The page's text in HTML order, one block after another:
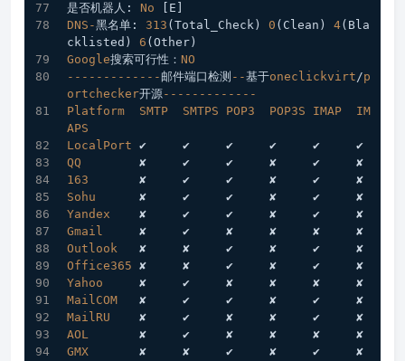
是否机器人: No
[E]
DNS-黑名单: 313 (Total_Check) 0 (Clean) 4(Bla
cklisted) 6 (Other)
Google搜索可行性： NO
-------------邮件端口检测 --基于oneclickvirt/p
ortchecker开源-------------
Platform
SMTP SMTPS POP3 POP3S IMAP
IM
APS
LocalPort ✔     ✔     ✔     ✔     ✔     ✔
QQ
        ✘     ✔     ✔     ✘     ✔     ✘
163
       ✘     ✔     ✔     ✘     ✔     ✘
Sohu
      ✘     ✔     ✔     ✘     ✔     ✘
Yandex
    ✘     ✔     ✔     ✘     ✔     ✘
Gmail
     ✘     ✔     ✘     ✘     ✘     ✘
Outlook
   ✘     ✘     ✔     ✘     ✔     ✘
Office365 ✘     ✘     ✔     ✘     ✔     ✘
Yahoo
     ✘     ✔     ✘     ✘     ✘     ✘
MailCOM
   ✘     ✔     ✔     ✘     ✔     ✘
MailRU
    ✘     ✔     ✘     ✘     ✔     ✘
AOL
       ✘     ✔     ✘     ✘     ✘     ✘
GMX
       ✘     ✘     ✔     ✘     ✔     ✘